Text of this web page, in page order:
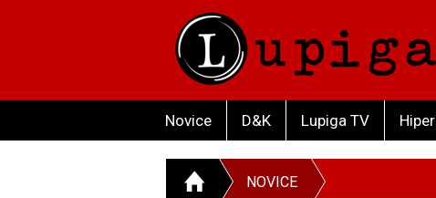
Novice D&K Lupiga TV
NOVICE